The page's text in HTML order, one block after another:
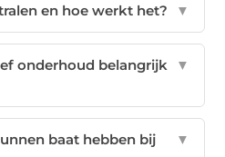
en hoe werkt het? ▼
onderhoud belangrijk
▼
baat hebben bij
▼